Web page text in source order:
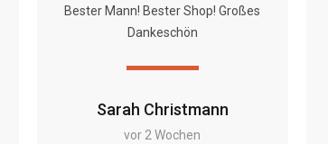
Sarah Christmann
vor 2 Wochen
Bester Mann! Bester Shop! Großes
Dankeschön